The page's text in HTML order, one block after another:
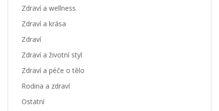
Zdraví a wellness
Zdraví a krása
Zdraví
Zdraví a životní styl
Zdraví a péče o tělo
Rodina a zdraví
Ostatní